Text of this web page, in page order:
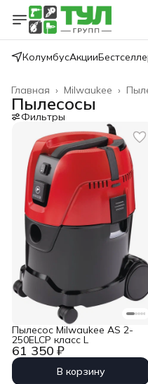
КолумбусАкции
Milwaukee ›
Главная ›
Пылесосы
Фильтры
61 350 ₽
Пылесос Milwaukee AS 2-
250ELCP класс L
В корзину